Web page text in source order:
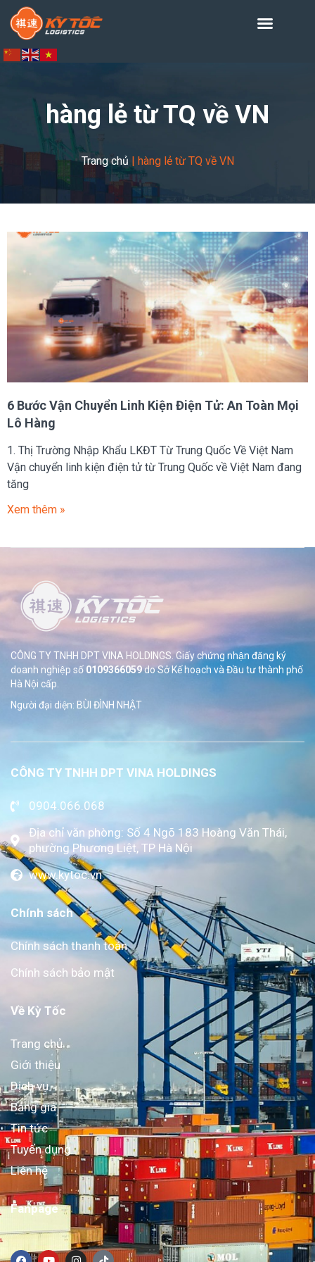
hàng lẻ từ TQ về VN
Trang chủ | hàng lẻ từ TQ về VN
6 Bước Vận Chuyển Linh Kiện Điện Tử: An Toàn Mọi
Lô Hàng
1. Thị Trường Nhập Khẩu LKĐT Từ Trung Quốc Về Việt Nam
Vận chuyển linh kiện điện tử từ Trung Quốc về Việt Nam đang
tăng
Xem thêm »
CÔNG TY TNHH DPT VINA HOLDINGS. Giấy chứng nhận đăng ký
doanh nghiệp số 0109366059do SởKế hoạch và Đầu tư thành phố
Hà Nội cấp.
Người đại diện: BÙI ĐÌNH NHẬT
CÔNG TY TNHH DPT VINA HOLDINGS
0904.066.068
Địa chỉ văn phòng: Số 4 Ngõ 183 Hoàng Văn Thái,
phường Phương Liệt, TP Hà Nội
www.kytoc.vn
Chính sách
Chính sách thanh toán
Chính sách bảo mật
Về Kỳ Tốc
Trang chủ
Giới thiệu
Dịch vụ
Bảng giá
Tin tức
Tuyển dụng
Liên hệ
Fanpage